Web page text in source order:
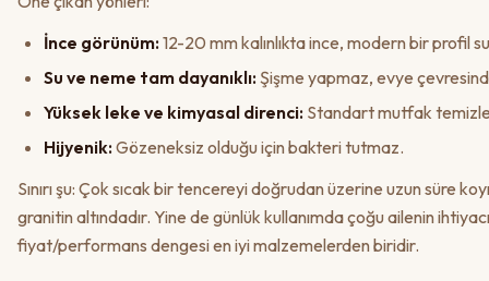
İnce görünüm:12-20 mm kalınlıkta ince, modern bir profil
Su ve neme tam dayanıklı:Şişme yapmaz, evye
Yüksek leke ve kimyasal direnci: Standart mutfak
Hijyenik:Gözeneksiz olduğu için bakteri tutmaz.
Sınırı şu: Çok sıcak bir tencereyi doğrudan üzerine uzun süre
granitin altındadır. Yine de günlük kullanımda çoğu ailenin
fiyat/performans dengesi en iyi malzemelerden biridir.